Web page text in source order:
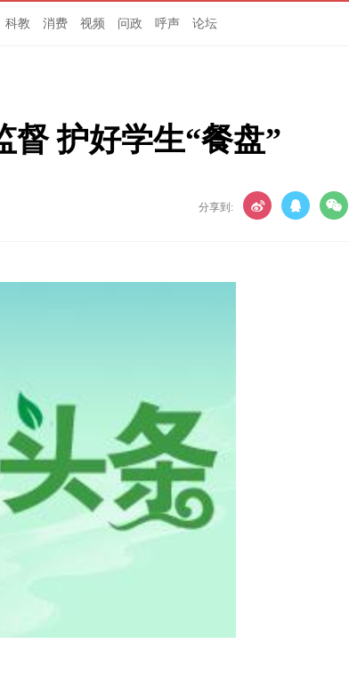
科教 消费 视频 问政 呼声 论坛
督 护好学生“餐盘”
分享到: